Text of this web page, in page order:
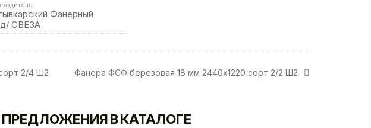
Фанерный
СВЕЗА
Фанера ФСФ березовая 18 мм 2440х1220 сорт 2/2 Ш2
2/4 Ш2
В КАТАЛОГЕ